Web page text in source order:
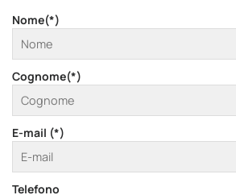
Nome(*)
Cognome(*)
E-mail (*)
Telefono